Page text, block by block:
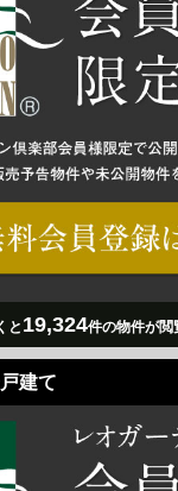
と 19,324件の物件が閲
建て